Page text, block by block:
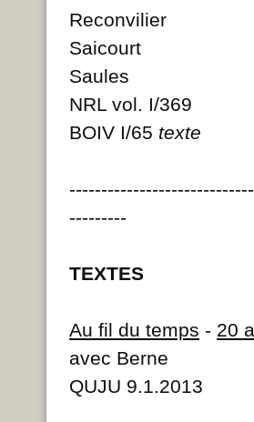
Reconvilier
Saicourt
Saules
NRL vol. I/369
BOIV I/65 texte
---------
TEXTES
Au fil du temps - 20
avec Berne
QUJU 9.1.2013